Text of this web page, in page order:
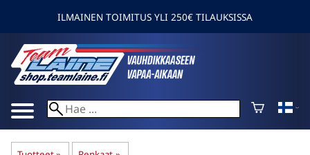
ILMAINEN TOIMITUS YLI 250€ TILAUKSISSA